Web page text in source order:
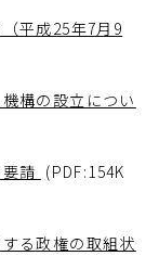
平成25年7月9
構の設立につい
請 (PDF:154K
る政権の取組状